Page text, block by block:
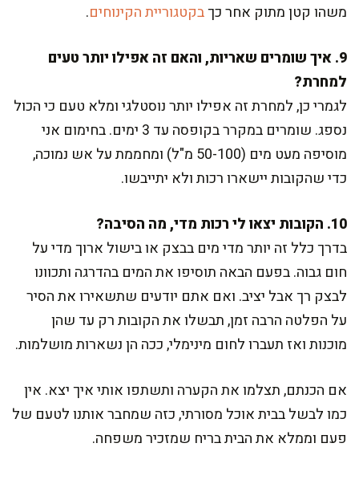
משהו קטן מתוק אחר כךבקטגוריית הקינוחים.
9. איך שומרים שאריות, והאם זה אפילו יותר טעים
למחרת?
לגמרי כן, למחרת זה אפילו יותר נוסטלגי ומלא טעם כי הכול
נספג. שומרים במקרר בקופסה עד 3 ימים. בחימום אני
מוסיפה מעט מים (50-100 מ"ל) ומחממת על אש נמוכה,
כדי שהקובות יישארו רכות ולא יתייבשו.
10. הקובות יצאו לי רכות מדי, מה הסיבה?
בדרך כלל זה יותר מדי מים בבצק או בישול ארוך מדי על
חום גבוה. בפעם הבאה תוסיפו את המים בהדרגה ותכוונו
לבצק רך אבל יציב. ואם אתם יודעים שתשאירו את הסיר
על הפלטה הרבה זמן, תבשלו את הקובות רק עד שהן
מוכנות ואז תעברו לחום מינימלי, ככה הן נשארות מושלמות.
אם הכנתם, תצלמו את הקערה ותשתפו אותי איך יצא. אין
כמו לבשל בבית אוכל מסורתי, כזה שמחבר אותנו לטעם של
פעם וממלא את הבית בריח שמזכיר משפחה.